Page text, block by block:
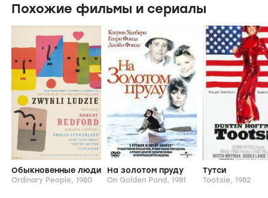
Похожие фильмы и сериалы
Обыкновенные люди
Ordinary People, 1980
На золотом пруду
On Golden Pond, 1981
Тутси
Tootsie, 1982